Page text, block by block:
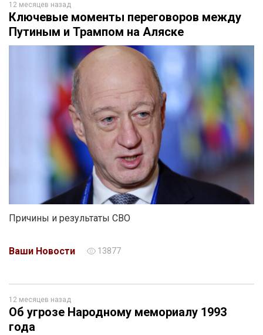
12 месяцев назад
Ключевые моменты переговоров между
Путиным и Трампом на Аляске
Причины и результаты СВО
Ваши Новости 13877
12 месяцев назад
Об угрозе Народному мемориалу 1993
года